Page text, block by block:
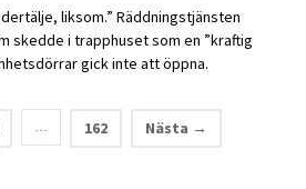
liksom.” Räddningstjänsten
skedde i trapphuset som en ”kraftig
gick inte att öppna.
… 162 Nästa →